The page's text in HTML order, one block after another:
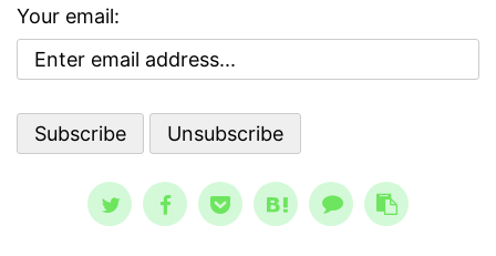
気分
な自
今回
自
自分
クが高まる３つの精神状態 人は、ど
ういう時に自殺に至るのか？ その精
神状態を詳しく知っておくのは、周囲
なりません。 一般的に広まっている
ノウハウ ...
亡シ
Your email: